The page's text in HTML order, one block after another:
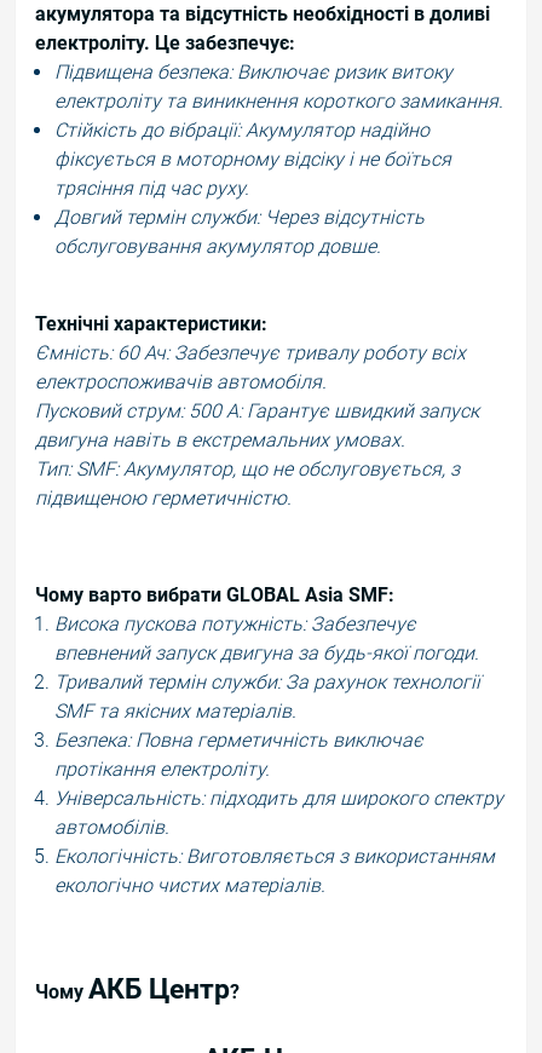
акумулятора та відсутність необхідності в доливі
електроліту. Це забезпечує:
Підвищена безпека: Виключає ризик витоку
електроліту та виникнення короткого замикання.
Стійкість до вібрації: Акумулятор надійно
фіксується в моторному відсіку і не боїться
трясіння під час руху.
Довгий термін служби: Через відсутність
обслуговування акумулятор довше.
Технічні характеристики:
Ємність: 60 Ач: Забезпечує тривалу роботу всіх
електроспоживачів автомобіля.
Пусковий струм: 500 А: Гарантує швидкий запуск
двигуна навіть в екстремальних умовах.
Тип: SMF: Акумулятор, що не обслуговується, з
підвищеною герметичністю.
Чому варто вибрати GLOBAL Asia SMF:
Висока пускова потужність: Забезпечує
впевнений запуск двигуна за будь-якої погоди.
Тривалий термін служби: За рахунок технології
SMF та якісних матеріалів.
Безпека: Повна герметичність виключає
протікання електроліту.
Універсальність: підходить для широкого спектру
автомобілів.
Екологічність: Виготовляється з використанням
екологічно чистих матеріалів.
Чому АКБ Центр?